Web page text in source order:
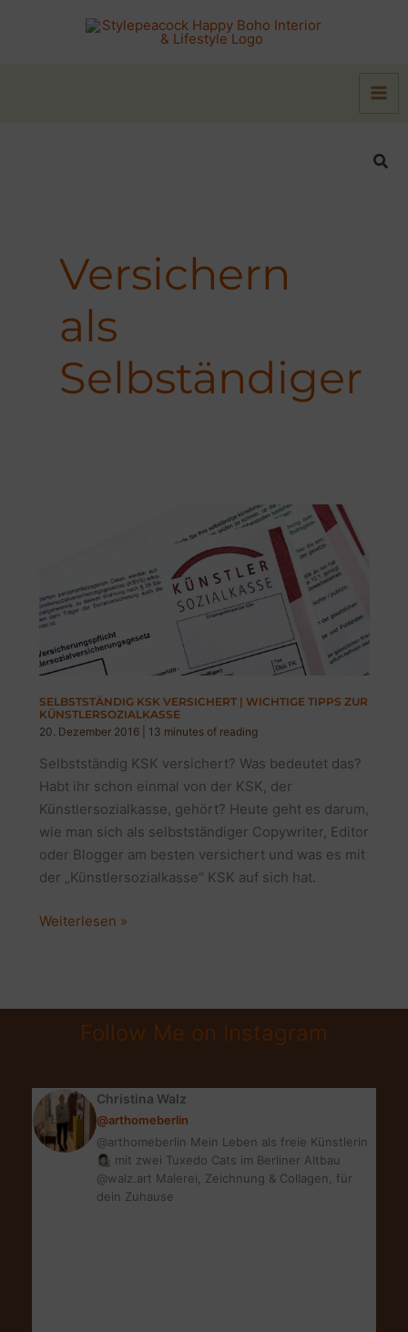
Versichern
als
Selbständiger
SELBSTSTÄNDIG KSK VERSICHERT | WICHTIGE TIPPS ZUR
KÜNSTLERSOZIALKASSE
20. Dezember 2016
13 minutes of reading
Selbstständig KSK versichert? Was bedeutet das?
Habt ihr schon einmal von der KSK, der
Künstlersozialkasse, gehört? Heute geht es darum,
wie man sich als selbstständiger Copywriter, Editor
oder Blogger am besten versichert und was es mit
der „Künstlersozialkasse“ KSK auf sich hat.
SELBSTSTÄNDIG
WICHTIGE
Weiterlesen »
Follow Me on Instagram
Christina Walz
@arthomeberlin
@arthomeberlin Mein Leben als freie Künstlerin
👩🏻‍🎨 mit zwei Tuxedo Cats im Berliner Altbau
@walz.art Malerei, Zeichnung & Collagen, für
dein Zuhause